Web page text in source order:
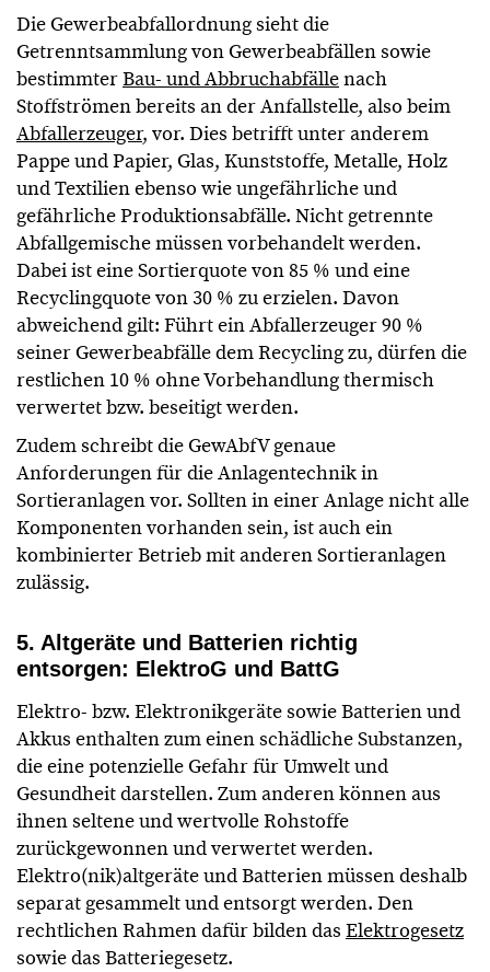
Die Gewerbeabfallordnung sieht die
Getrenntsammlung von Gewerbeabfällen sowie
bestimmterBau- und Abbruchabfällenach
Stoffströmen bereits an der Anfallstelle, also beim
Abfallerzeuger, vor. Dies betrifft unter anderem
Pappe und Papier, Glas, Kunststoffe, Metalle, Holz
und Textilien ebenso wie ungefährliche und
gefährliche Produktionsabfälle. Nicht getrennte
Abfallgemische müssen vorbehandelt werden.
Dabei ist eine Sortierquote von 85 % und eine
Recyclingquote von 30 % zu erzielen. Davon
abweichend gilt: Führt ein Abfallerzeuger 90 %
seiner Gewerbeabfälle dem Recycling zu, dürfen die
restlichen 10 % ohne Vorbehandlung thermisch
verwertet bzw. beseitigt werden.
Zudem schreibt die GewAbfV genaue
Anforderungen für die Anlagentechnik in
Sortieranlagen vor. Sollten in einer Anlage nicht alle
Komponenten vorhanden sein, ist auch ein
kombinierter Betrieb mit anderen Sortieranlagen
zulässig.
5. Altgeräte und Batterien richtig
entsorgen: ElektroG und BattG
Elektro- bzw. Elektronikgeräte sowie Batterien und
Akkus enthalten zum einen schädliche Substanzen,
die eine potenzielle Gefahr für Umwelt und
Gesundheit darstellen. Zum anderen können aus
ihnen seltene und wertvolle Rohstoffe
zurückgewonnen und verwertet werden.
Elektro(nik)altgeräte und Batterien müssen deshalb
separat gesammelt und entsorgt werden. Den
rechtlichen Rahmen dafür bilden das Elektrogesetz
sowie das Batteriegesetz.